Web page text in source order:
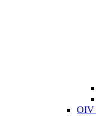
OIV